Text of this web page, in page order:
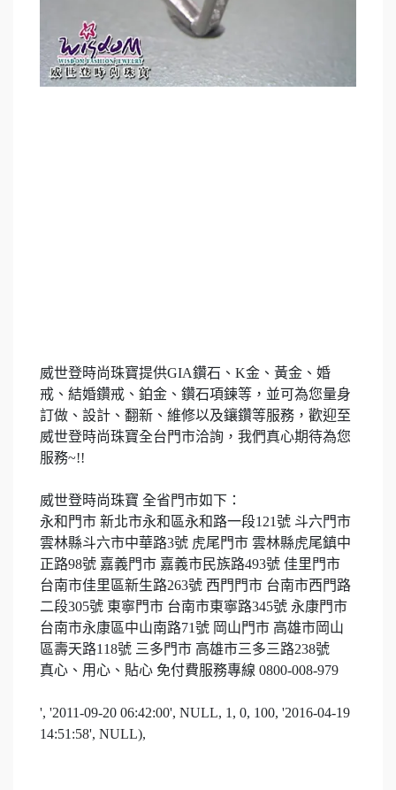
威世登時尚珠寶提供GIA鑽石、 K金、黃金、婚
戒、結婚鑽戒、鉑金、鑽石項鍊等，並可為您量身
訂做、設計、翻新、維修以及鑲鑽等服務，歡迎至
威世登時尚珠寶全台門市洽詢，我們真心期待為您
服務~!!
威世登時尚珠寶 全省門市如下：
永和門市 新北市永和區永和路一段121號 斗六門市
雲林縣斗六市中華路3號 虎尾門市 雲林縣虎尾鎮中
正路98號 嘉義門市 嘉義市民族路493號 佳里門市
台南市佳里區新生路263號 西門門市 台南市西門路
二段305號 東寧門市 台南市東寧路345號 永康門市
台南市永康區中山南路71號 岡山門市 高雄市岡山
區壽天路118號 三多門市 高雄市三多三路238號
真心、用心、貼心 免付費服務專線 0800-008-979
', '2011-09-20 06:42:00', NULL, 1, 0, 100, '2016-04-19
14:51:58', NULL),